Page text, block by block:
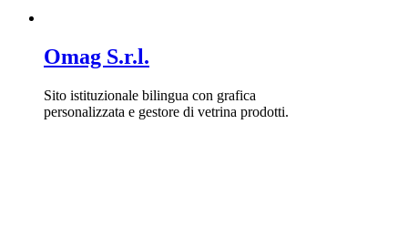
Omag S.r.l.
Sito istituzionale bilingua con grafica
personalizzata e gestore di vetrina prodotti.